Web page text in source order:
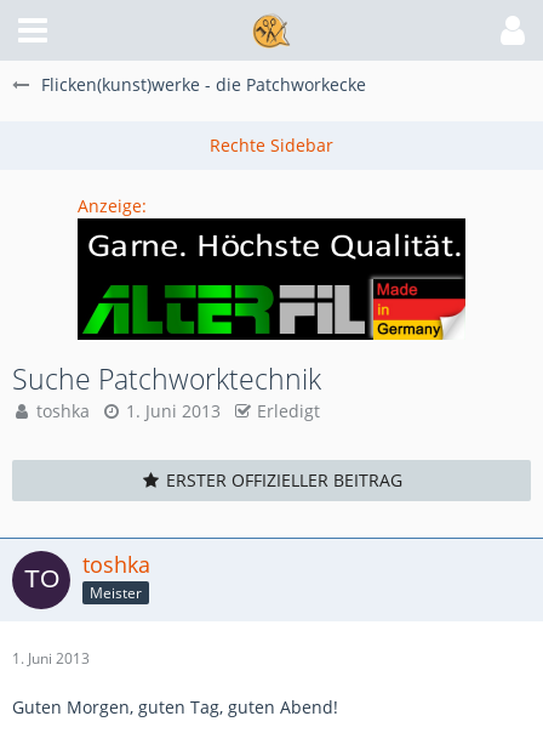
Flicken(kunst)werke - die Patchworkecke
Anzeige:
Suche Patchworktechnik
toshka 1. Juni 2013 Erledigt
ERSTER OFFIZIELLER BEITRAG
toshka
Meister
1. Juni 2013
Guten Morgen, guten Tag, guten Abend!